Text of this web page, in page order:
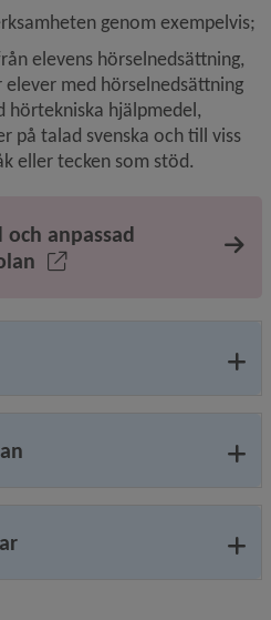
genom exempelvis;
elevens hörselnedsättning,
med hörselnedsättning
hörtekniska hjälpmedel,
på talad svenska och till viss
eller tecken som stöd.
anpassad